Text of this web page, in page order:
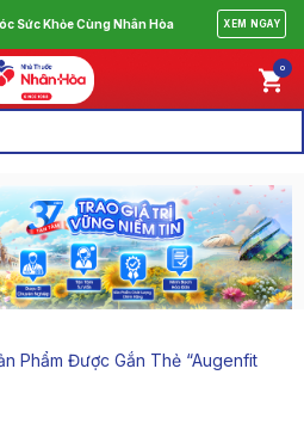
Sức Khỏe Cùng Nhân Hòa XEM NGAY
0
Phẩm Được Gắn Thẻ “augenfit